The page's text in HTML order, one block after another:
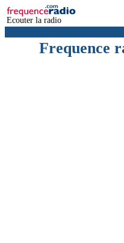
Ecouter la radio
Frequence